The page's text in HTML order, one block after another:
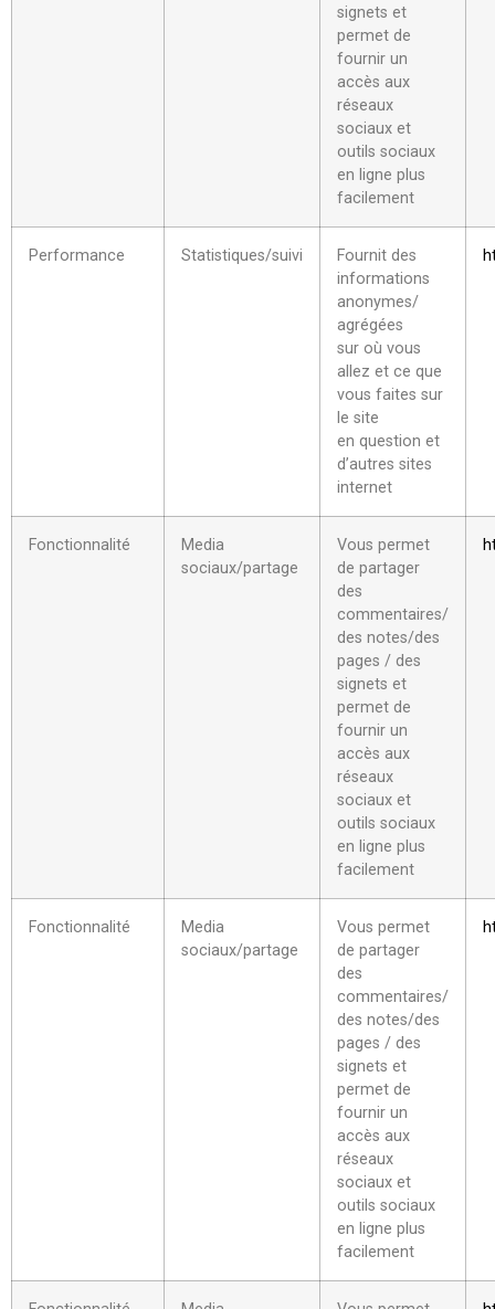
signets et
permet de
fournir un
accès aux
réseaux
sociaux et
outils sociaux
en ligne plus
facilement
Performance Statistiques/suivi
Fournit des
informations
anonymes/
agrégées
sur où vous
allez et ce que
vous faites sur
le site
en question et
d’autres sites
internet
Fonctionnalité
Media
sociaux/partage
Vous permet
de partager
des
commentaires/
des notes/des
pages / des
signets et
permet de
fournir un
accès aux
réseaux
sociaux et
outils sociaux
en ligne plus
facilement
Fonctionnalité
Media
sociaux/partage
Vous permet
de partager
des
commentaires/
des notes/des
pages / des
signets et
permet de
fournir un
accès aux
réseaux
sociaux et
outils sociaux
en ligne plus
facilement